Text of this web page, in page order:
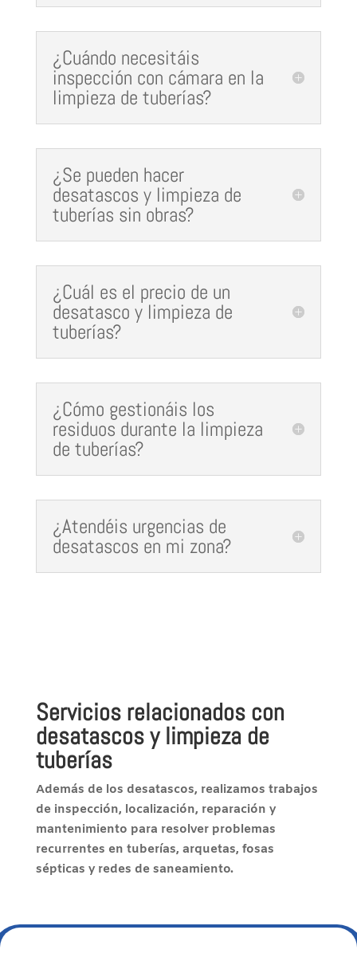
¿Cuándo necesitáis
inspección con cámara en la
limpieza de tuberías?
¿Se pueden hacer
desatascos y limpieza de
tuberías sin obras?
¿Cuál es el precio de un
desatasco y limpieza de
tuberías?
¿Cómo gestionáis los
residuos durante la limpieza
de tuberías?
¿Atendéis urgencias de
desatascos en mi zona?
Servicios relacionados con
desatascos y limpieza de
tuberías
Además de los desatascos, realizamos trabajos
de inspección, localización, reparación y
mantenimiento para resolver problemas
recurrentes en tuberías, arquetas, fosas
sépticas y redes de saneamiento.